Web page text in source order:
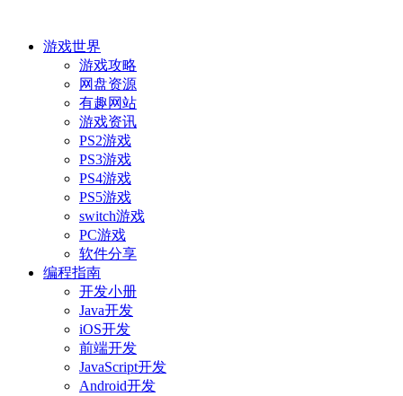
游戏世界
游戏攻略
网盘资源
有趣网站
游戏资讯
PS2游戏
PS3游戏
PS4游戏
PS5游戏
switch游戏
PC游戏
软件分享
编程指南
开发小册
Java开发
iOS开发
前端开发
JavaScript开发
Android开发